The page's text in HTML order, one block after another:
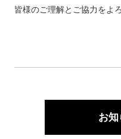
皆様のご理解とご協力をよ
お